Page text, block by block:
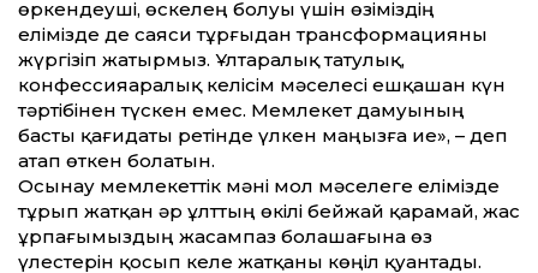
өркендеуші, өскелең болуы үшін өзіміздің
елімізде де саяси тұрғыдан трансформацияны
жүргізіп жатырмыз. Ұлтаралық татулық,
конфессияаралық келісім мәселесі ешқашан күн
тәртібінен түскен емес. Мемлекет дамуының
басты қағидаты ретінде үлкен маңызға ие», – деп
атап өткен болатын.
Осынау мемлекеттік мәні мол мәселеге елімізде
тұрып жатқан әр ұлттың өкілі бейжай қарамай, жас
ұрпағымыздың жасампаз болашағына өз
үлестерін қосып келе жатқаны көңіл қуантады.